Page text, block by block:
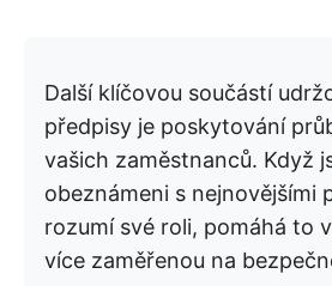
Další klíčovou součástí
předpisy je poskytování
vašich zaměstnanců. Když
obeznámeni s nejnovějšími
rozumí své roli, pomáhá to
více zaměřenou na